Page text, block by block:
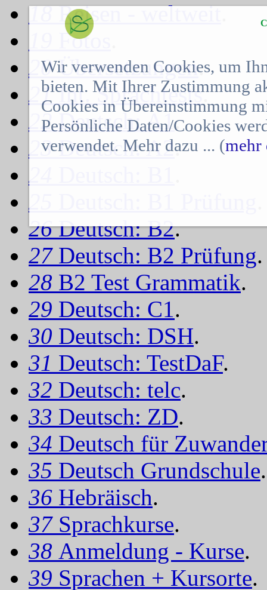
18Reisen - weltweit.
Fotos
20Übersetzungen.
21Int. Sprachtests.
22Deutsch: A1.
23Deutsch: A2.
24
25
26Deutsch: B2.
27 Deutsch: B2 Prüfung.
28 B2 Test Grammatik.
29 Deutsch: C1.
30 Deutsch: DSH.
31 Deutsch: TestDaF.
32 Deutsch: telc.
33 Deutsch: ZD.
34 Deutsch für
35 Deutsch Grundschule.
36 Hebräisch.
37 Sprachkurse.
38 Anmeldung - Kurse.
39 Sprachen + Kursorte.
Wir verwenden Cookies, um
bieten. Mit Ihrer Zustimmung
Cookies in Übereinstimmung
Persönliche Daten/Cookies
verwendet. Mehr dazu ... (mehr